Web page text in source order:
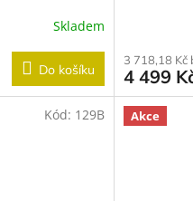
Skladem
Do košíku
3 718,18 Kč
4 499
Kód: 129B Akce